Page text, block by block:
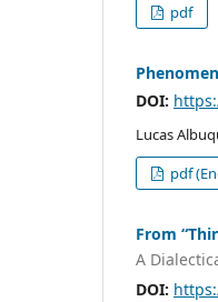
pdf
DOI:
Lucas
pdf
From
A
DOI: